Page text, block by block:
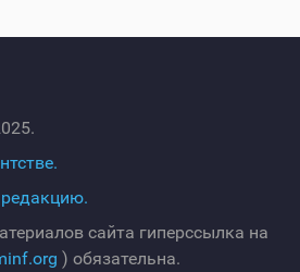
сайта гиперссылка на
) обязательна.